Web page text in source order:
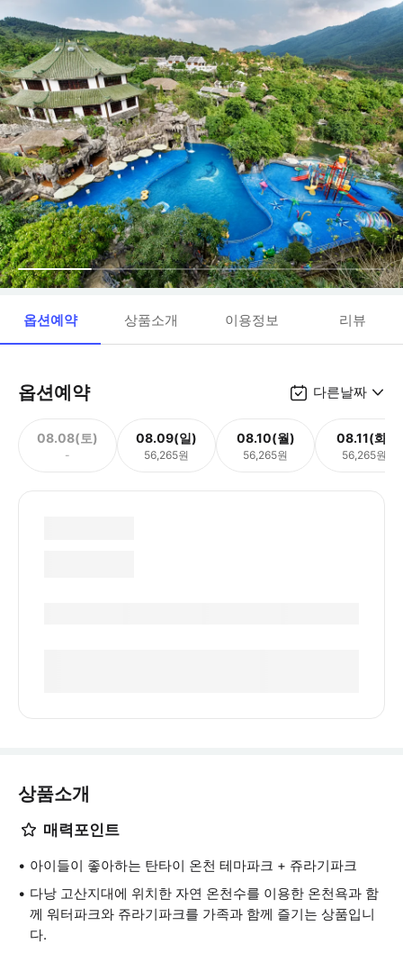
옵션예약 상품소개 이용정보 리뷰
옵션예약 다른날짜
08.08(토)
-
08.09(일)
56,265원
08.10(월)
56,265원
08.11(화)
56,265원
상품소개
매력포인트
아이들이 좋아하는 탄타이 온천 테마파크 + 쥬라기파크
다낭 고산지대에 위치한 자연 온천수를 이용한 온천욕과 함
께 워터파크와 쥬라기파크를 가족과 함께 즐기는 상품입니
다.